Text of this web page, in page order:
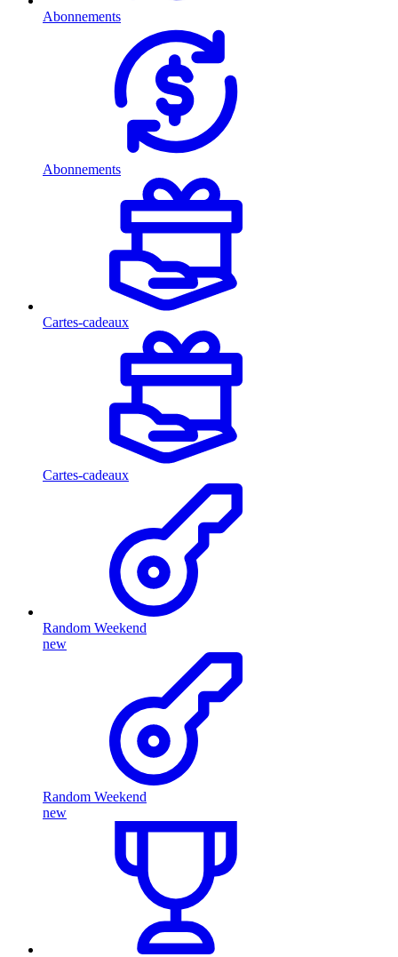
Abonnements
Abonnements
Cartes-cadeaux
Cartes-cadeaux
Random Weekend
new
Random Weekend
new